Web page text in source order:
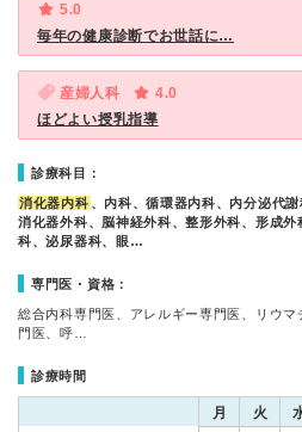
5.0
毎年の健康診断でお世話に…
産婦人科
4.0
ほどよい授乳指導
診療科目：
消化器内科 、内科、循環器内科、内分泌代
消化器外科、脳神経外科、整形外科、形成
科、泌尿器科、眼…
専門医・資格：
総合内科専門医、アレルギー専門医、リウ
門医、呼…
診療時間
月 火